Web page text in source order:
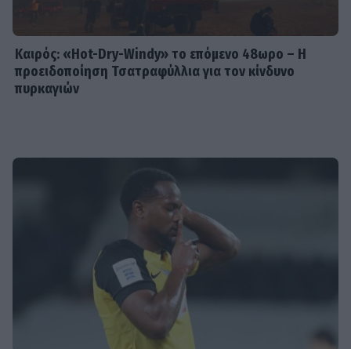
Καιρός: «Hot-Dry-Windy» το επόμενο 48ωρο – Η
προειδοποίηση Τσατραφύλλια για τον κίνδυνο
πυρκαγιών